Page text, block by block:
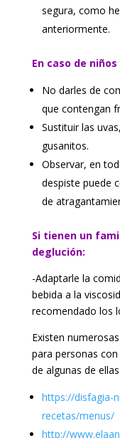
segura, como
anteriormente.
En caso de
No darles de
que contengan
Sustituir las
gusanitos.
Observar, en
despiste puede
de
Si tienen un
deglución:
-Adaptarle la
bebida a la
recomendado los
Existen
para personas
de algunas de
https://disfagia-
recetas/menus/
http://